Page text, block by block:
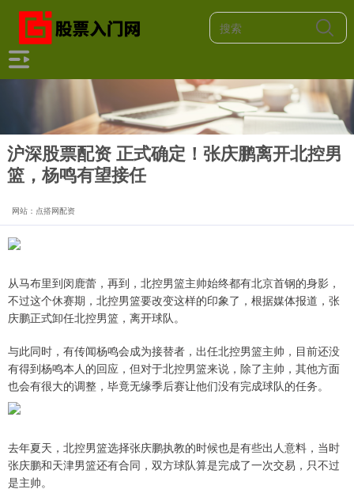
沪深股票配资 正式确定！张庆鹏离开北控男
篮，杨鸣有望接任
网站：点搭网配资
从马布里到闵鹿蕾，再到，北控男篮主帅始终都有北京首钢的身影，
不过这个休赛期，北控男篮要改变这样的印象了，根据媒体报道，张
庆鹏正式卸任北控男篮，离开球队。
与此同时，有传闻杨鸣会成为接替者，出任北控男篮主帅，目前还没
有得到杨鸣本人的回应，但对于北控男篮来说，除了主帅，其他方面
也会有很大的调整，毕竟无缘季后赛让他们没有完成球队的任务。
去年夏天，北控男篮选择张庆鹏执教的时候也是有些出人意料，当时
张庆鹏和天津男篮还有合同，双方球队算是完成了一次交易，只不过
是主帅。